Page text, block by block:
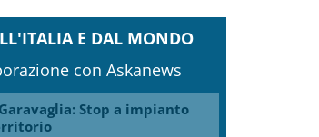
E DAL MONDO
con Askanews
Stop a impianto